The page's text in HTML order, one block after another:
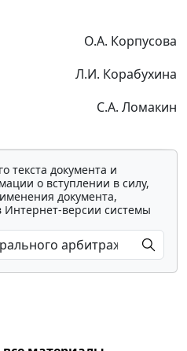
О.А. Корпусова
Л.И. Корабухина
С.А. Ломакин
текста документа и
о вступлении в силу,
документа,
Интернет-версии системы